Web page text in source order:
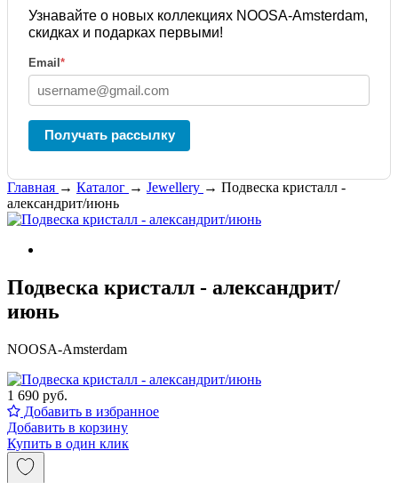
Узнавайте о новых коллекциях NOOSA-Amsterdam,
скидках и подарках первыми!
Email *
Получать рассылку
Главная → Каталог → Jewellery → Подвеска кристалл -
александрит/июнь
Подвеска кристалл - александрит/
июнь
NOOSA-Amsterdam
1 690 руб.
Добавить в избранное
Добавить в корзину
Купить в один клик